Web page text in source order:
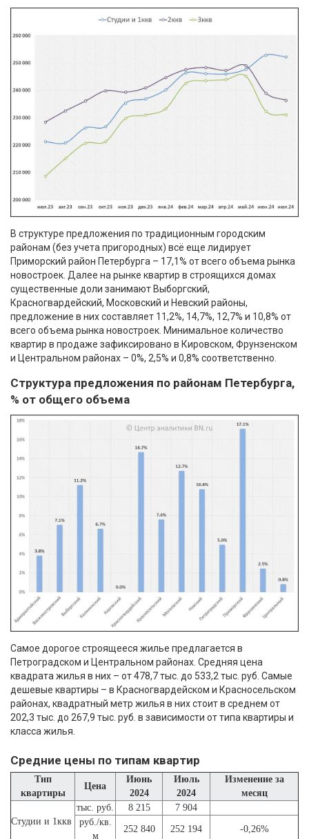
В структуре предложения по традиционным городским
районам (без учета пригородных) всё еще лидирует
Приморский район Петербурга – 17,1% от всего объема рынка
новостроек. Далее на рынке квартир в строящихся домах
существенные доли занимают Выборгский,
Красногвардейский, Московский и Невский районы,
предложение в них составляет 11,2%, 14,7%, 12,7% и 10,8% от
всего объема рынка новостроек. Минимальное количество
квартир в продаже зафиксировано в Кировском, Фрунзенском
и Центральном районах – 0%, 2,5% и 0,8% соответственно.
Структура предложения по районам Петербурга,
% от общего объема
Самое дорогое строящееся жилье предлагается в
Петроградском и Центральном районах. Средняя цена
квадрата жилья в них – от 478,7 тыс. до 533,2 тыс. руб. Самые
дешевые квартиры – в Красногвардейском и Красносельском
районах, квадратный метр жилья в них стоит в среднем от
202,3 тыс. до 267,9 тыс. руб. в зависимости от типа квартиры и
класса жилья.
Средние цены по типам квартир
Тип
квартиры
Цена
Июнь
2024
Июль
2024
Изменение за
месяц
Студии и 1ккв
тыс. руб. 8 215
7 904
руб./кв.
м
252 840 252 194 -0,26%